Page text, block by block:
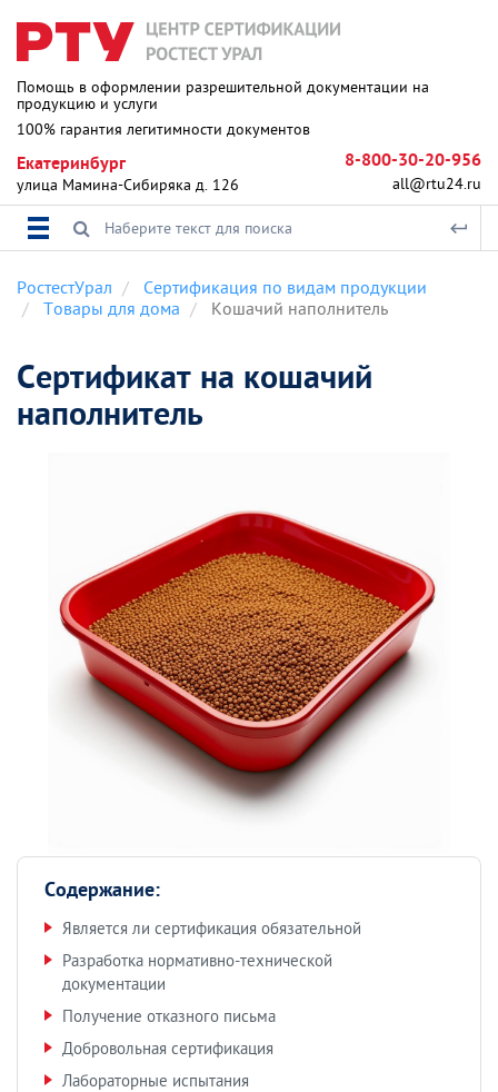
Помощь в оформлении разрешительной документации на
продукцию и услуги
100% гарантия легитимности документов
Екатеринбург
улица Мамина-Сибиряка д. 126
8-800-30-20-956
all@rtu24.ru
РостестУрал
Сертификация по видам продукции
Товары для дома
Кошачий наполнитель
Сертификат на кошачий
наполнитель
Содержание:
Является ли сертификация обязательной
Разработка нормативно-технической
документации
Получение отказного письма
Добровольная сертификация
Лабораторные испытания